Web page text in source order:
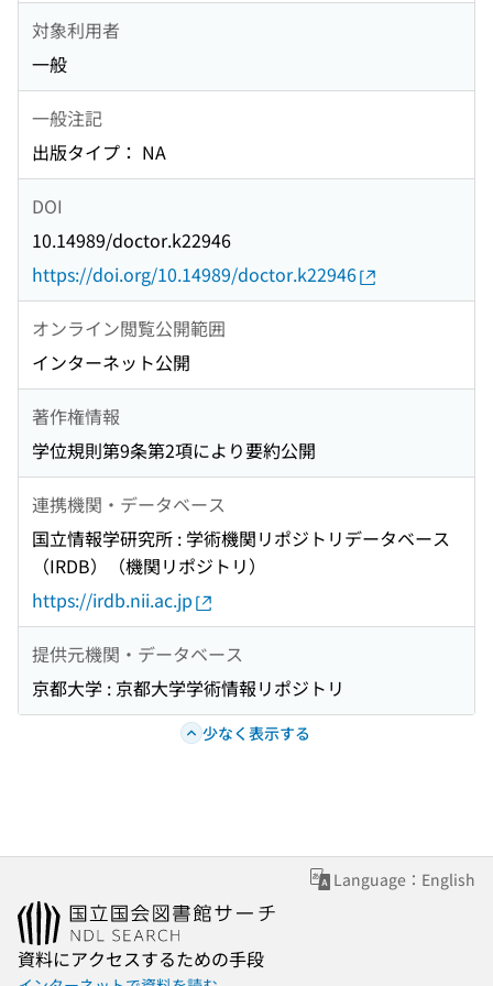
対象利用者
一般
一般注記
出版タイプ： NA
DOI
10.14989/doctor.k22946
https://doi.org/10.14989/doctor.k22946
オンライン閲覧公開範囲
インターネット公開
著作権情報
学位規則第9条第2項により要約公開
連携機関・データベース
国立情報学研究所 : 学術機関リポジトリデータベース
（IRDB）（機関リポジトリ）
https://irdb.nii.ac.jp
提供元機関・データベース
京都大学 : 京都大学学術情報リポジトリ
少なく表示する
Language：English
資料にアクセスするための手段